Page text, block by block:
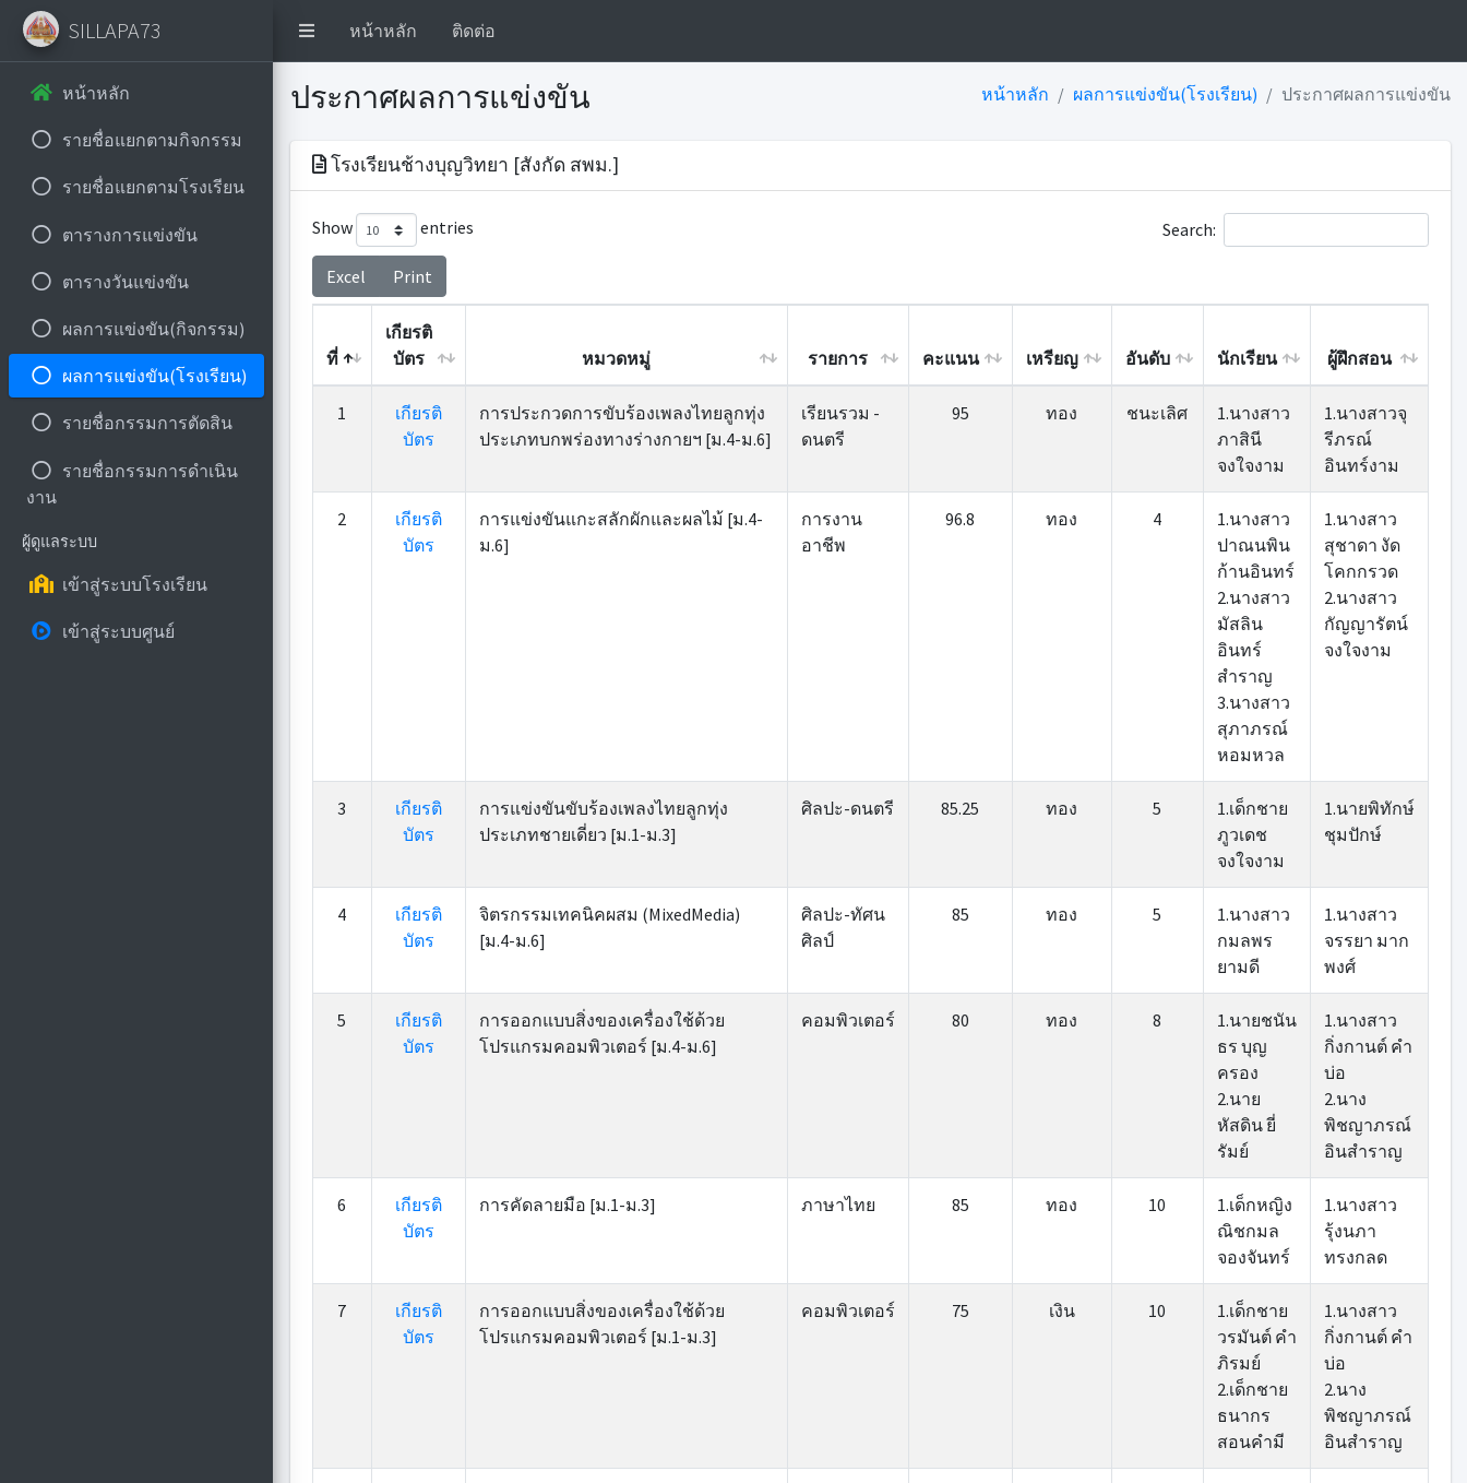
หน้าหลัก ติดต่อ
SILLAPA73
หน้าหลัก
รายชื่อแยกตามกิจกรรม
รายชื่อแยกตามโรงเรียน
ตารางการแข่งขัน
ตารางวันแข่งขัน
ผลการแข่งขัน(กิจกรรม)
ผลการแข่งขัน(โรงเรียน)
รายชื่อกรรมการตัดสิน
รายชื่อกรรมการดำเนิน
งาน
ผู้ดูแลระบบ
เข้าสู่ระบบโรงเรียน
เข้าสู่ระบบศูนย์
ประกาศผลการแข่งขัน หน้าหลัก ผลการแข่งขัน(โรงเรียน) ประกาศผลการแข่งขัน
โรงเรียนช้างบุญวิทยา [สังกัด สพม.]
Show entries
Excel Print
Search:
ที่
เกียรติ
บัตร
หมวดหมู่ รายการ คะแนน เหรียญ อันดับ นักเรียน
ผู้ฝึกสอน
เกียรติ
บัตร
หมวดหมู่ รายการ อันดับ
1
เกียรติ
บัตร
การประกวดการขับร้องเพลงไทยลูกทุ่ง
ประเภทบกพร่องทางร่างกายฯ [ม.4-ม.6]
เรียนรวม -
ดนตรี
95 ทอง ชนะเลิศ
1.นางสาว
ภาสินี
จงใจงาม
1.นางสาวจุ
รีภรณ์
อินทร์งาม
2
เกียรติ
บัตร
การแข่งขันแกะสลักผักและผลไม้ [ม.4-
ม.6]
การงาน
อาชีพ
96.8 ทอง 4
1.นางสาว
ปาณนพิน
ก้านอินทร์
2.นางสาว
มัสลิน
อินทร์
สำราญ
3.นางสาว
สุภาภรณ์
หอมหวล
1.นางสาว
สุชาดา งัด
โคกกรวด
2.นางสาว
กัญญารัตน์
จงใจงาม
3
เกียรติ
บัตร
การแข่งขันขับร้องเพลงไทยลูกทุ่ง
ประเภทชายเดี่ยว [ม.1-ม.3]
ศิลปะ-ดนตรี 85.25 ทอง 5
1.เด็กชาย
ภูวเดช
จงใจงาม
1.นายพิทักษ์
ชุมปักษ์
4
เกียรติ
บัตร
จิตรกรรมเทคนิคผสม (MixedMedia)
[ม.4-ม.6]
ศิลปะ-ทัศน
ศิลป์
85 ทอง 5
1.นางสาว
กมลพร
ยามดี
1.นางสาว
จรรยา มาก
พงศ์
5
เกียรติ
บัตร
การออกแบบสิ่งของเครื่องใช้ด้วย
โปรแกรมคอมพิวเตอร์ [ม.4-ม.6]
คอมพิวเตอร์ 80 ทอง 8
1.นายชนัน
ธร บุญ
ครอง
2.นาย
หัสดิน ยี่
รัมย์
1.นางสาว
กิ่งกานต์ คำ
บ่อ
2.นาง
พิชญาภรณ์
อินสำราญ
6
เกียรติ
บัตร
การคัดลายมือ [ม.1-ม.3] ภาษาไทย 85 ทอง 10
1.เด็กหญิง
ณิชกมล
จองจันทร์
1.นางสาว
รุ้งนภา
ทรงกลด
7
เกียรติ
บัตร
การออกแบบสิ่งของเครื่องใช้ด้วย
โปรแกรมคอมพิวเตอร์ [ม.1-ม.3]
คอมพิวเตอร์ 75 เงิน 10
1.เด็กชาย
วรมันต์ คำ
ภิรมย์
2.เด็กชาย
ธนากร
สอนคำมี
1.นางสาว
กิ่งกานต์ คำ
บ่อ
2.นาง
พิชญาภรณ์
อินสำราญ